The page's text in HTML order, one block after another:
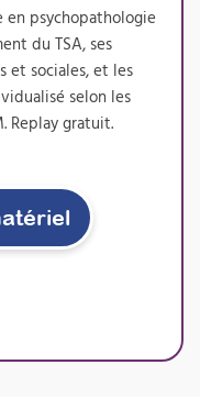
les institutions,
votre
5 semaines
psychopathologie
du TSA, ses
et sociales, et les
selon les
Replay gratuit.